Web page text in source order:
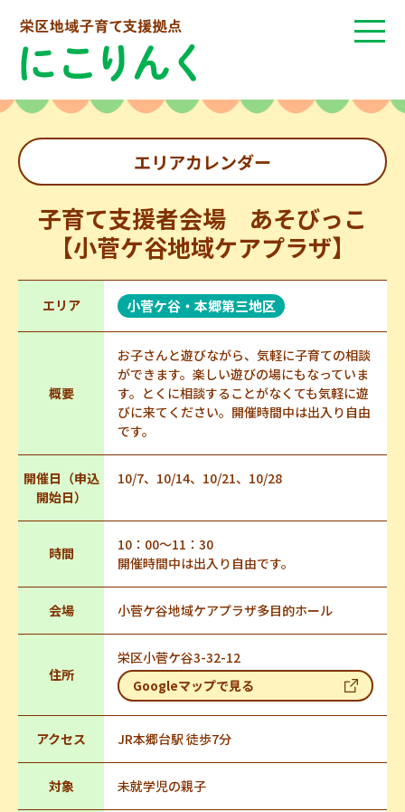
エリアカレンダー
子育て支援者会場 あそびっこ
【小菅ケ谷地域ケアプラザ】
エリア 小菅ケ谷・本郷第三地区
概要
お子さんと遊びながら、気軽に子育ての相談
ができます。楽しい遊びの場にもなっていま
す。とくに相談することがなくても気軽に遊
びに来てください。開催時間中は出入り自由
です。
開催日（申込
開始日）
10/7、10/14、10/21、10/28
時間
10：00～11：30
開催時間中は出入り自由です。
会場 小菅ケ谷地域ケアプラザ多目的ホール
住所
栄区小菅ケ谷3-32-12
Googleマップで見る
アクセス JR本郷台駅 徒歩7分
対象 未就学児の親子